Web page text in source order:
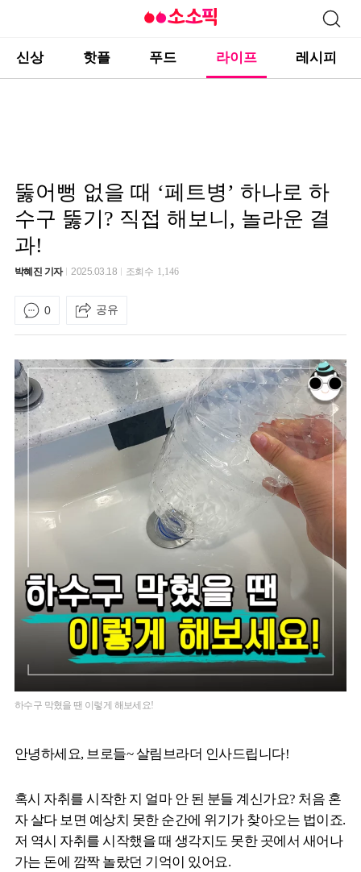
신상 핫플 푸드 라이프 레시피
뚫어뻥 없을 때 ‘페트병’ 하나로 하
수구 뚫기? 직접 해보니, 놀라운 결
과!
박혜진 기자 2025.03.18 조회수 1,146
0 공유
하수구 막혔을 땐 이렇게 해보세요!
안녕하세요, 브로들~ 살림브라더 인사드립니다!
혹시 자취를 시작한 지 얼마 안 된 분들 계신가요? 처음 혼
자 살다 보면 예상치 못한 순간에 위기가 찾아오는 법이죠.
저 역시 자취를 시작했을 때 생각지도 못한 곳에서 새어나
가는 돈에 깜짝 놀랐던 기억이 있어요.